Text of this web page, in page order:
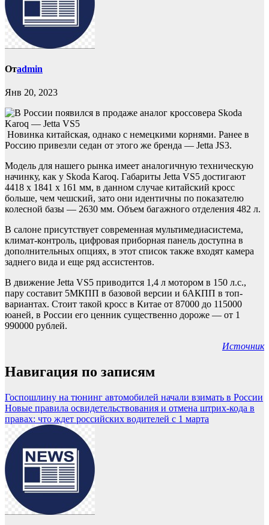
Отadmin
Янв 20, 2023
Новинка китайская, однако с немецкими корнями. Ранее в
Россию привезли седан от этого же бренда — Jetta JS3.
Модель для нашего рынка имеет аналогичную техническую
начинку, как у Skoda Karoq. Габариты Jetta VS5 достигают
4418 х 1841 х 161 мм, в данном случае китайский кросс
больше, чем чешский, зато они идентичны по показателю
колесной базы — 2630 мм. Объем багажного отделения 482 л.
В салоне присутствует современная мультимедиасистема,
климат-контроль, цифровая приборная панель доступна в
дополнительных опциях, в этот список также входят камера
заднего вида и еще ряд ассистентов.
В движение Jetta VS5 приводится 1,4 л мотором в 150 л.с.,
пару составит 5МКПП в базовой версии и 6АКПП в топ-
вариантах. Стоит такой кросс в Китае от 87000 до 115000
юаней, в России его ценник существенно дороже — от 1
990000 рублей.
Источник
Навигация по записям
Госпошлину на тюнинг автомобилей начали взимать в России
Новые правила освидетельствования и отмена штрих-кода в
правах: что ждет российских водителей с 1 марта